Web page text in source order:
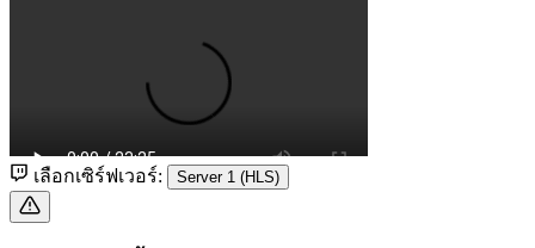
เลือกเซิร์ฟเวอร์: Server 1 (HLS)